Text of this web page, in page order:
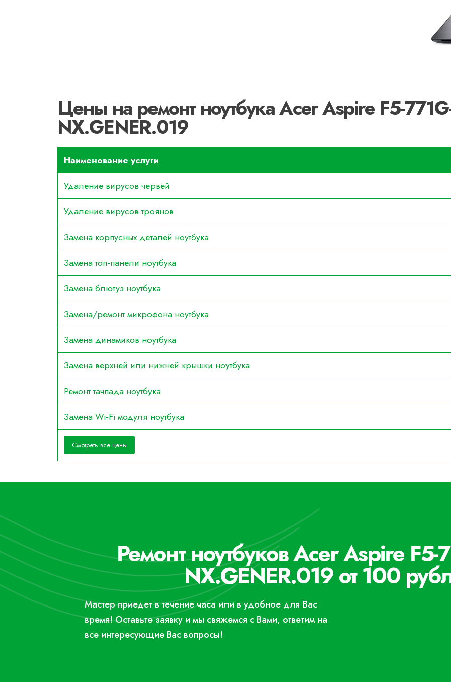
Цены на ремонт ноутбука Acer Aspire F5-
NX.GENER.019
Наименование услуги
Удаление вирусов червей
Удаление вирусов троянов
Замена корпусных деталей ноутбука
Замена топ-панели ноутбука
Замена блютуз ноутбука
Замена/ремонт микрофона ноутбука
Замена динамиков ноутбука
Замена верхней или нижней крышки ноутбука
Ремонт тачпада ноутбука
Замена Wi-Fi модуля ноутбука
Смотреть все цены
Ремонт ноутбуков Acer Aspire
NX.GENER.019 от 100
Мастер приедет в течение часа или в удобное для Вас
время! Оставьте заявку и мы свяжемся с Вами, ответим на
все интересующие Вас вопросы!